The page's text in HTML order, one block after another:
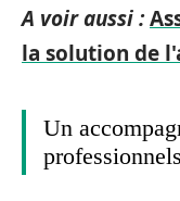
A voir aussi :
la solution de
Un
professionnels